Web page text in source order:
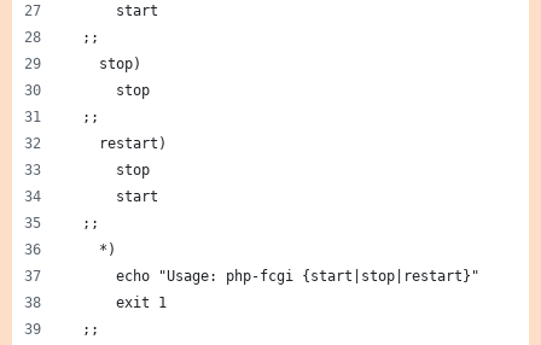
      start
  ;;
    stop)
      stop
  ;;
    restart)
      stop
      start
  ;;
    *)
      echo "Usage: php-fcgi {start|stop|restart}"
      exit 1
  ;;